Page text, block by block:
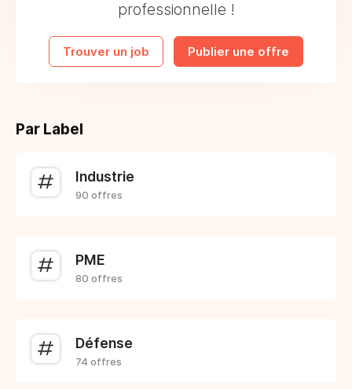
professionnelle !
Trouver un job Publier une offre
Par Label
Industrie
90 offres
PME
80 offres
Défense
74 offres